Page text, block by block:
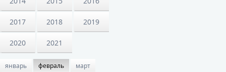
2017 2018 2019
2020 2021
январь февраль
март